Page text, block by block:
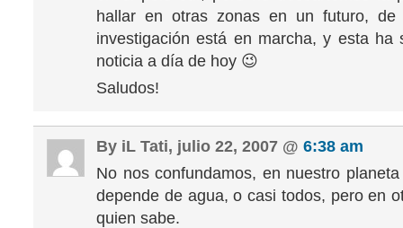
hallar en otras zonas en un futuro, de
investigación está en marcha, y esta ha
noticia a día de hoy 😉
Saludos!
By iL Tati, julio 22, 2007 @ 6:38 am
No nos confundamos, en nuestro
depende de agua, o casi todos, pero en
quien sabe.